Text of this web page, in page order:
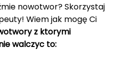
nowotwor? Skorzystaj
Wiem jak mogę Ci
z ktorymi
walczyc to: